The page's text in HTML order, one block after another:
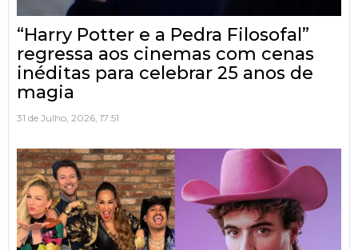
“Harry Potter e a Pedra Filosofal”
regressa aos cinemas com cenas
inéditas para celebrar 25 anos de
magia
31 de Julho, 2026, 17:51